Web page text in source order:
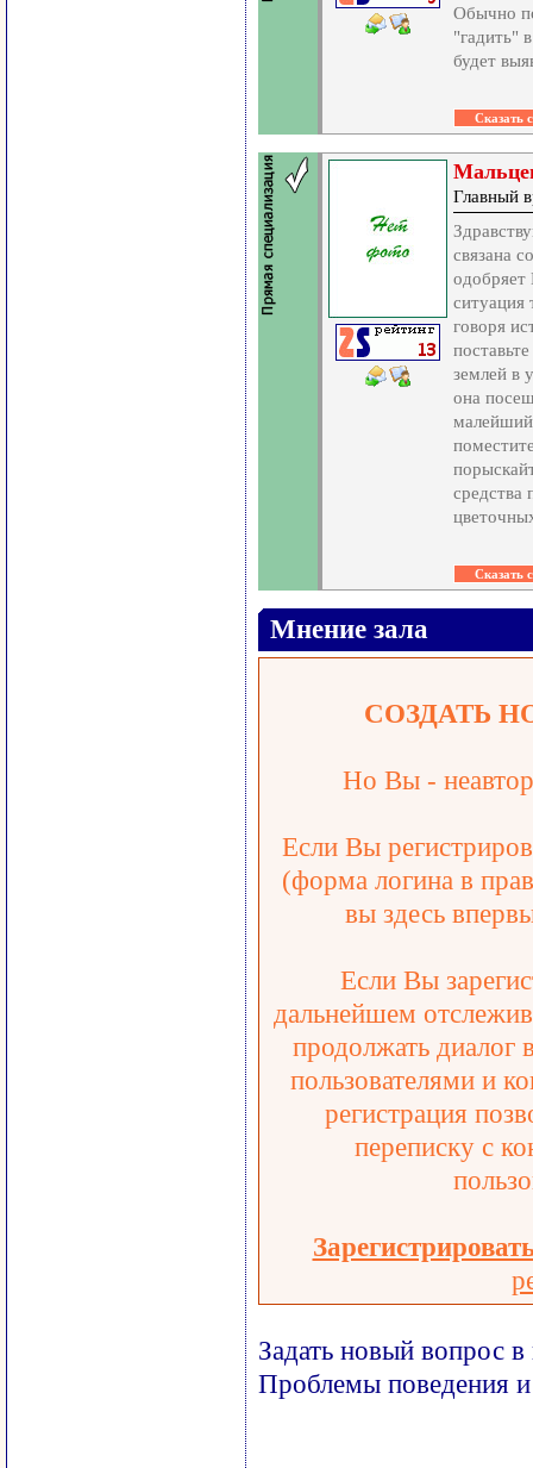
Обычно
"гадить"
будет
Главный
связана
одобряет
ситуация
говоря
землей в
она
малейший
средства
Мнение зала
СОЗДАТЬ
Но Вы -
Если Вы
(форма логина в
вы здесь
Если Вы
дальнейшем
продолжать диалог
пользователями и
регистрация
переписку с
Задать новый вопрос
Проблемы поведения